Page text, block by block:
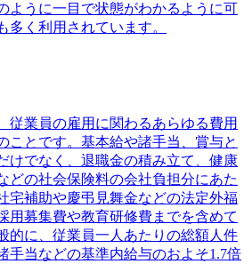
ように一目で状態がわかるように可
多く利用されています。
従業員の雇用に関わるあらゆる費用
ことです。基本給や諸手当、賞与と
けでなく、退職金の積み立て、健康
どの社会保険料の会社負担分にあた
宅補助や慶弔見舞金などの法定外福
用募集費や教育研修費までを含めて
的に、従業員一人あたりの総額人件
手当などの基準内給与のおよそ1.7倍